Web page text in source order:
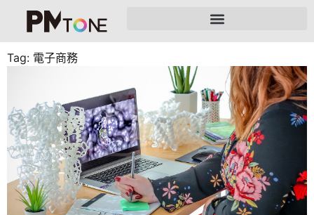
Tag: 電子商務